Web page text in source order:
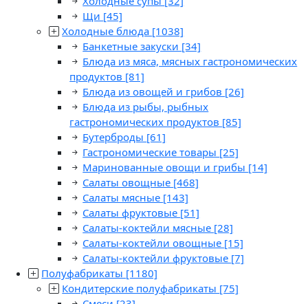
Щи [45]
Холодные блюда [1038]
Банкетные закуски [34]
Блюда из мяса, мясных гастрономических
продуктов [81]
Блюда из овощей и грибов [26]
Блюда из рыбы, рыбных
гастрономических продуктов [85]
Бутерброды [61]
Гастрономические товары [25]
Маринованные овощи и грибы [14]
Салаты овощные [468]
Салаты мясные [143]
Салаты фруктовые [51]
Салаты-коктейли мясные [28]
Салаты-коктейли овощные [15]
Салаты-коктейли фруктовые [7]
Полуфабрикаты [1180]
Кондитерские полуфабрикаты [75]